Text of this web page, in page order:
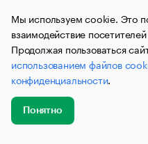
Ликвидатор:
Меркурьева Анна
Юридический адрес:
665806, Иркутская обл,
офис 8
Дата регистрации:
Мы используем cookie. Это
взаимодействие
Продолжая пользоваться
использованием файлов
конфиденциальности.
Понятно